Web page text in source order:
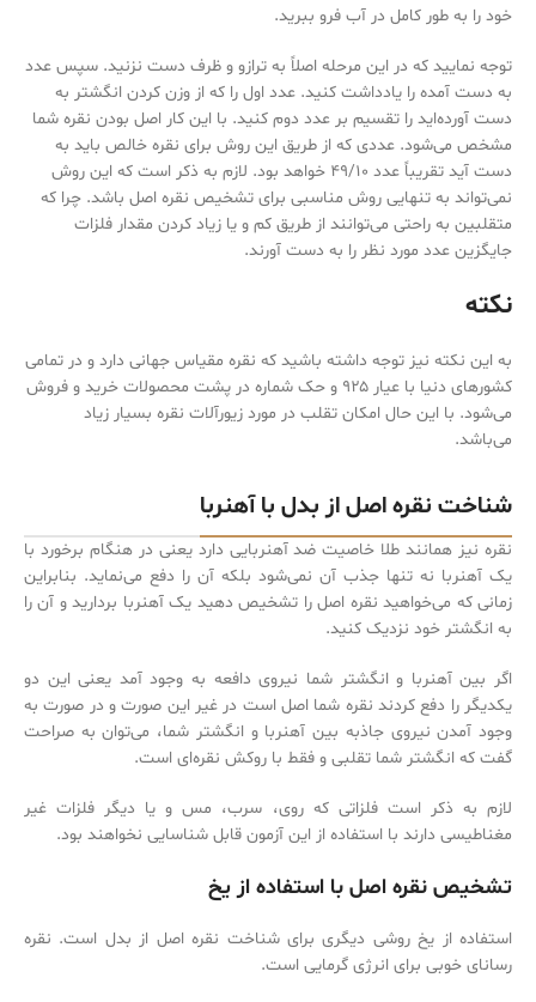
خود را به طور کامل در آب فرو ببرید.
توجه نمایید که در این مرحله اصلاً به ترازو و ظرف دست نزنید. سپس عدد
به دست آمده را یادداشت کنید. عدد اول را که از وزن کردن انگشتر به
دست آورده‌‌اید را تقسیم بر عدد دوم کنید. با این کار اصل بودن نقره شما
مشخص می‌‌شود. عددی که از طریق این روش برای نقره خالص باید به
دست آید تقریباً عدد ۴۹/۱۰ خواهد بود. لازم به ذکر است که این روش
نمی‌‌تواند به تنهایی روش مناسبی برای تشخیص نقره اصل باشد. چرا که
متقلبین به راحتی می‌‌توانند از طریق کم و یا زیاد کردن مقدار فلزات
جایگزین عدد مورد نظر را به دست آورند.
نکته
به این نکته نیز توجه داشته باشید که نقره مقیاس جهانی دارد و در تمامی
کشورهای دنیا با عیار ۹۲۵ و حک شماره در پشت محصولات خرید و فروش
می‌‌شود. با این حال امکان تقلب در مورد زیورآلات نقره بسیار زیاد
می‌‌باشد.
شناخت نقره اصل از بدل با آهنربا
نقره نیز همانند طلا خاصیت ضد آهنربایی دارد یعنی در هنگام برخورد با
یک آهنربا نه تنها جذب آن نمی‌شود بلکه آن را دفع می‌‌نماید. بنابراین
زمانی که می‌‌خواهید نقره اصل را تشخیص دهید یک آهنربا بردارید و آن را
به انگشتر خود نزدیک کنید.
اگر بین آهنربا و انگشتر شما نیروی دافعه به وجود آمد یعنی این دو
یکدیگر را دفع کردند نقره شما اصل است در غیر این صورت و در صورت به
وجود آمدن نیروی جاذبه بین آهنربا و انگشتر شما، می‌‌توان به صراحت
گفت که انگشتر شما تقلبی و فقط با روکش نقره‌‌ای است.
لازم به ذکر است فلزاتی که روی، سرب، مس و یا دیگر فلزات غیر
مغناطیسی دارند با استفاده از این آزمون قابل شناسایی نخواهند بود.
تشخیص نقره اصل با استفاده از یخ
استفاده از یخ روشی دیگری برای شناخت نقره اصل از بدل است. نقره
رسانای خوبی برای انرژی گرمایی است.